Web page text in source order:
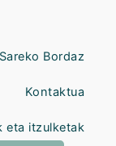
Sareko Bordaz
Kontaktua
eta itzulketak